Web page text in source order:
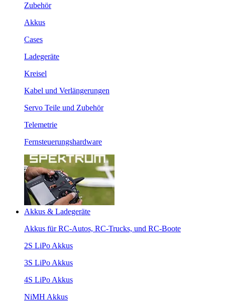
Zubehör
Akkus
Cases
Ladegeräte
Kreisel
Kabel und Verlängerungen
Servo Teile und Zubehör
Telemetrie
Fernsteuerungshardware
Akkus & Ladegeräte
Akkus für RC-Autos, RC-Trucks, und RC-Boote
2S LiPo Akkus
3S LiPo Akkus
4S LiPo Akkus
NiMH Akkus